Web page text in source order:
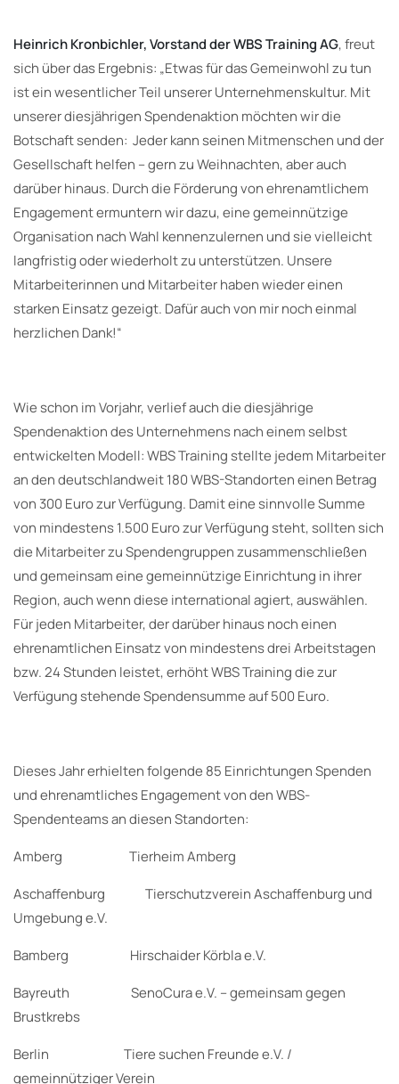
Heinrich Kronbichler, Vorstand der WBS Training AG, freut
sich über das Ergebnis: „Etwas für das Gemeinwohl zu tun
ist ein wesentlicher Teil unserer Unternehmenskultur. Mit
unserer diesjährigen Spendenaktion möchten wir die
Botschaft senden: Jeder kann seinen Mitmenschen und der
Gesellschaft helfen – gern zu Weihnachten, aber auch
darüber hinaus. Durch die Förderung von ehrenamtlichem
Engagement ermuntern wir dazu, eine gemeinnützige
Organisation nach Wahl kennenzulernen und sie vielleicht
langfristig oder wiederholt zu unterstützen. Unsere
Mitarbeiterinnen und Mitarbeiter haben wieder einen
starken Einsatz gezeigt. Dafür auch von mir noch einmal
herzlichen Dank!“
Wie schon im Vorjahr, verlief auch die diesjährige
Spendenaktion des Unternehmens nach einem selbst
entwickelten Modell: WBS Training stellte jedem Mitarbeiter
an den deutschlandweit 180 WBS-Standorten einen Betrag
von 300 Euro zur Verfügung. Damit eine sinnvolle Summe
von mindestens 1.500 Euro zur Verfügung steht, sollten sich
die Mitarbeiter zu Spendengruppen zusammenschließen
und gemeinsam eine gemeinnützige Einrichtung in ihrer
Region, auch wenn diese international agiert, auswählen.
Für jeden Mitarbeiter, der darüber hinaus noch einen
ehrenamtlichen Einsatz von mindestens drei Arbeitstagen
bzw. 24 Stunden leistet, erhöht WBS Training die zur
Verfügung stehende Spendensumme auf 500 Euro.
Dieses Jahr erhielten folgende 85 Einrichtungen Spenden
und ehrenamtliches Engagement von den WBS-
Spendenteams an diesen Standorten:
Amberg Tierheim Amberg
Aschaffenburg Tierschutzverein Aschaffenburg und
Umgebung e.V.
Bamberg Hirschaider Körbla e.V.
Bayreuth SenoCura e.V. – gemeinsam gegen
Brustkrebs
Berlin Tiere suchen Freunde e.V. /
gemeinnütziger Verein